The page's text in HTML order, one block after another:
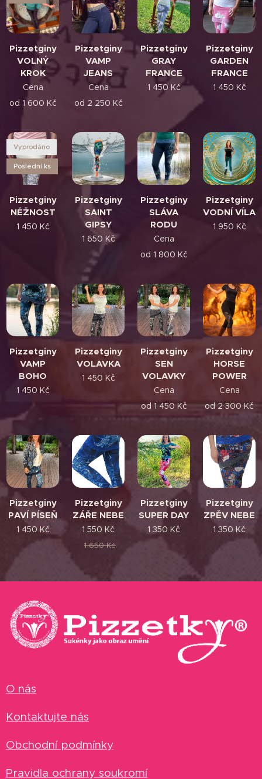
Pizzetginy
VOLNÝ
KROK
Cena
od 1 600 Kč
Pizzetginy
VAMP
JEANS
Cena
od 2 250 Kč
Pizzetginy
GRAY
FRANCE
1 450Kč
Pizzetginy
GARDEN
FRANCE
1 450 Kč
Pizzetginy
NĚŽNOST
Vyprodáno
Poslední ks
1 450 Kč
Pizzetginy
SAINT
GIPSY
1 650 Kč
Pizzetginy
SLÁVA
RODU
Cena
od 1 800 Kč
Pizzetginy
VODNÍ VÍLA
1 950 Kč
Pizzetginy
VAMP
BOHO
1 450 Kč
Pizzetginy
VOLAVKA
1 450 Kč
Pizzetginy
SEN
VOLAVKY
Cena
od1 450Kč
Pizzetginy
HORSE
POWER
Cena
od2 300Kč
Pizzetginy
PAVÍ PÍSEŇ
1 450 Kč
Pizzetginy
ZÁŘE NEBE
1 550 Kč
1 650Kč
Pizzetginy
SUPER DAY
1 350 Kč
Pizzetginy
ZPĚV NEBE
1 350 Kč
O nás
Kontaktujte nás
Obchodní podmínky
Pravidla ochrany soukromí